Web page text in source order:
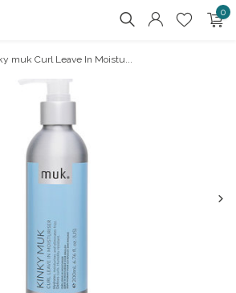
0
muk Curl Leave In Moistu...